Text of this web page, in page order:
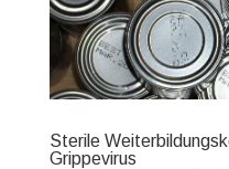
Sterile
Grippevirus